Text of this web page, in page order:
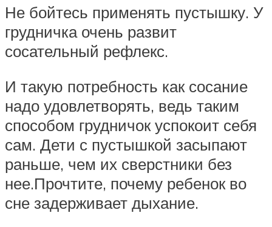
Не бойтесь применять пустышку. У
грудничка очень развит
сосательный рефлекс.
И такую потребность как сосание
надо удовлетворять, ведь таким
способом грудничок успокоит себя
сам. Дети с пустышкой засыпают
раньше, чем их сверстники без
нее.Прочтите, почему ребенок во
сне задерживает дыхание.